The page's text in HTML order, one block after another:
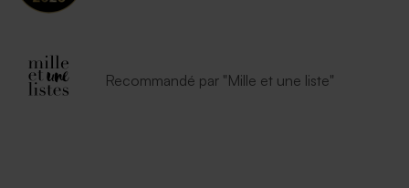
Recommandé par "Mille et une liste"